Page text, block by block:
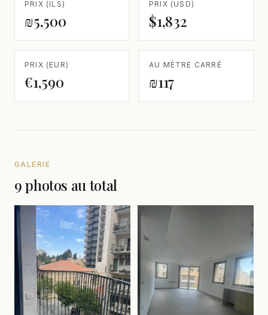
PRIX (ILS)
₪5,500
PRIX (USD)
$1,832
PRIX (EUR)
€1,590
AU MÈTRE CARRÉ
₪117
GALERIE
9 photos au total